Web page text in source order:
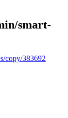
smart-
copy/383692